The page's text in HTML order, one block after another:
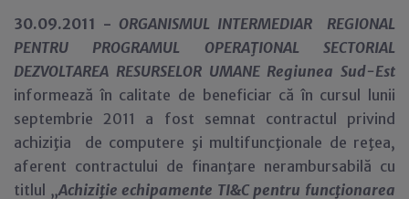
30.09.2011 - ORGANISMUL INTERMEDIAR REGIONAL
PENTRU PROGRAMUL OPERAŢIONAL SECTORIAL
DEZVOLTAREA RESURSELOR UMANE Regiunea Sud-Est
informează în calitate de beneficiar că în cursul lunii
septembrie 2011 a fost semnat contractul privind
achiziţia de computere şi multifuncţionale de reţea,
aferent contractului de finanţare nerambursabilă cu
titlul „Achiziţie echipamente TI&C pentru funcţionarea